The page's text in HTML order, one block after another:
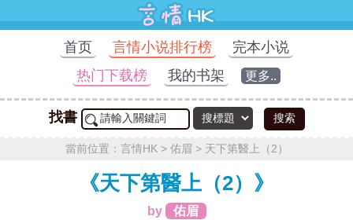
首页 言情小说排行榜
完本小说
热门下载榜
我的书架 更多..
找書 搜索
當前位置： 言情HK > 佑眉 > 天下第醫上（2）
《天下第醫上（2）》
by 佑眉